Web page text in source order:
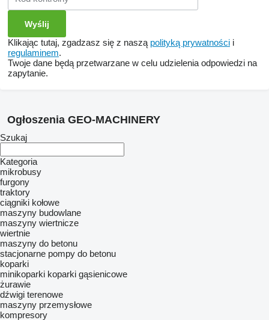
Klikając tutaj, zgadzasz się z naszą polityką prywatności i
regulaminem.
Twoje dane będą przetwarzane w celu udzielenia odpowiedzi na
zapytanie.
Ogłoszenia GEO-MACHINERY
Szukaj
Kategoria
mikrobusy
furgony
traktory
ciągniki kołowe
maszyny budowlane
maszyny wiertnicze
wiertnie
maszyny do betonu
stacjonarne pompy do betonu
koparki
minikoparki koparki gąsienicowe
żurawie
dźwigi terenowe
maszyny przemysłowe
kompresory